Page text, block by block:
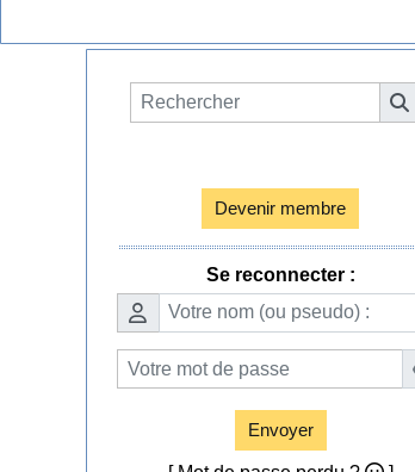
Devenir membre
Se reconnecter :
Envoyer